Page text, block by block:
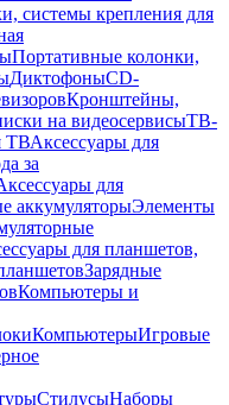
системы крепления для
Портативные колонки,
ДиктофоныCD-
Кронштейны,
на видеосервисыТВ-
ТВАксессуары для
за
для
аккумуляторыЭлементы
для планшетов,
Зарядные
Компьютеры и
КомпьютерыИгровые
СтилусыНаборы